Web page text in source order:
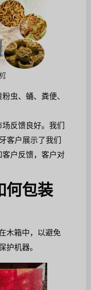
虫、蛹、粪便、
反馈良好。我们
客户展示了我们
户反馈，客户对
何包装
木箱中，以避免
护机器。